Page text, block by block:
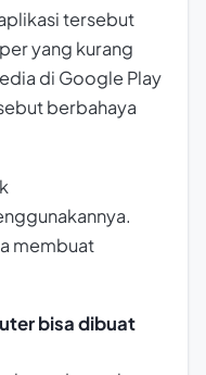
tersebut
yang kurang
di Google Play
berbahaya
membuat
bisa dibuat